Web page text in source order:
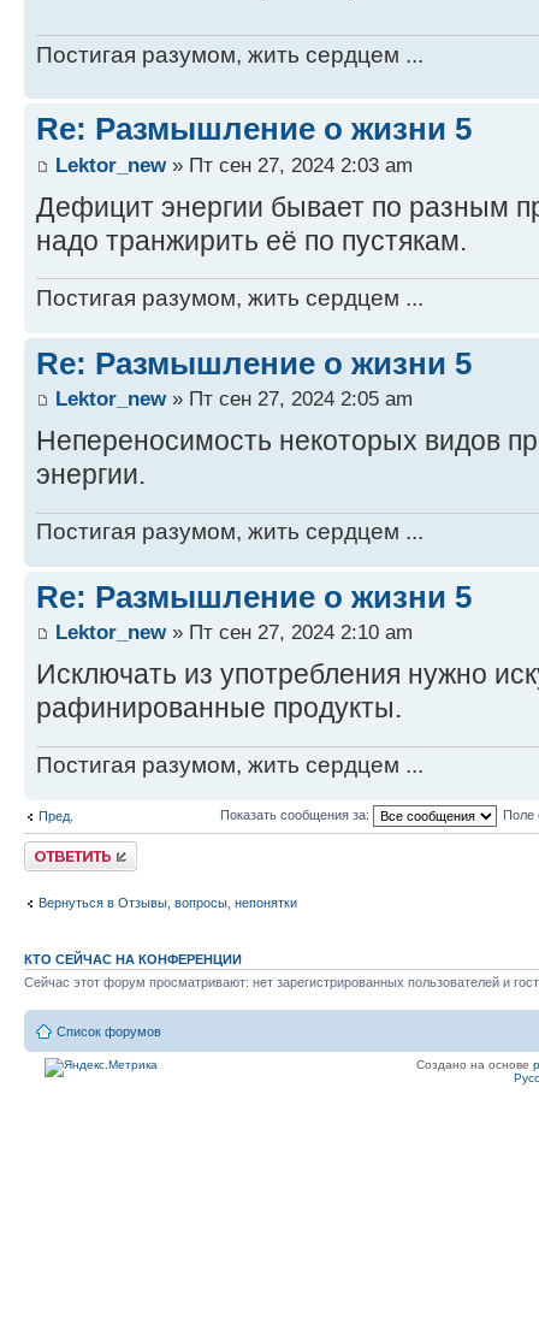
Постигая разумом, жить сердцем ...
Re: Размышление о жизни 5
Lektor_new» Пт сен 27, 2024 2:03 am
Дефицит энергии бывает по разным
надо транжирить её по пустякам.
Постигая разумом, жить сердцем ...
Re: Размышление о жизни 5
Lektor_new» Пт сен 27, 2024 2:05 am
Непереносимость некоторых видов
энергии.
Постигая разумом, жить сердцем ...
Re: Размышление о жизни 5
Lektor_new» Пт сен 27, 2024 2:10 am
Исключать из употребления нужно
рафинированные продукты.
Постигая разумом, жить сердцем ...
Пред. Показать сообщения за: Поле
Ответить
Вернуться в Отзывы, вопросы, непонятки
КТО СЕЙЧАС НА КОНФЕРЕНЦИИ
Сейчас этот форум просматривают: нет зарегистрированных пользователей и
Список форумов
Создано на основе